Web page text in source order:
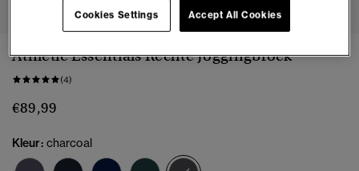
Athletic Essentials Rechte Joggingbroek
(4)
€89,99
Kleur: charcoal
Cookies Settings Accept All Cookies